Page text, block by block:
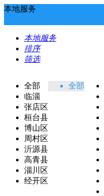
本地服务
本地服务
排序
筛选
全部
临淄
张店区
桓台县
博山区
周村区
沂源县
高青县
淄川区
经开区
全部